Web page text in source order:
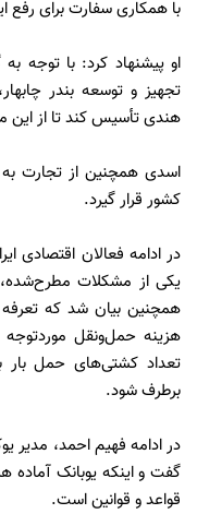
با همکاری سفارت برای رفع
او پیشنهاد کرد: با توجه
تجهیز و توسعه بندر
هندی تأسیس کند تا از این
اسدی همچنین از تجارت به
کشور قرار گیرد.
در ادامه فعالان اقتصادی
یکی از مشکلات مطرح‌شده،
همچنین بیان شد که
هزینه حمل‌ونقل
تعداد کشتی‌های حمل بار
برطرف شود.
در ادامه فهیم احمد، مدیر
گفت و اینکه یوبانک آماده
قواعد و قوانین است.